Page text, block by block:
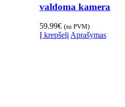
valdoma kamera
59.99€ (su PVM)
Į krepšelį Aprašymas